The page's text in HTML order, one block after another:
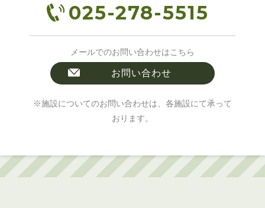
025-278-5515
メールでのお問い合わせはこちら
お問い合わせ
※施設についてのお問い合わせは、各施設にて承って
おります。